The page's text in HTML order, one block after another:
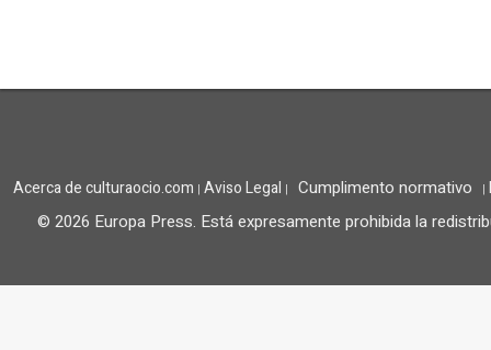
Acerca de culturaocio.com | Aviso Legal | Cumplimento normativo |
© 2026 Europa Press. Está expresamente prohibida la